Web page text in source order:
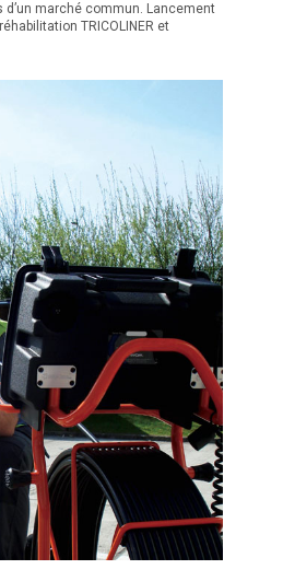
marché commun. Lancement
TRICOLINER et